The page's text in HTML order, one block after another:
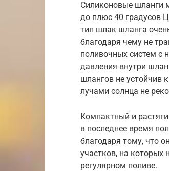
Силиконовые шланги
до плюс 40 градусов
тип шлак шланга
благодаря чему не
поливочных систем с
давления внутри
шлангов не устойчив
лучами солнца не
Компактный и
в последнее время
благодаря тому, что
участков, на
регулярном поливе.